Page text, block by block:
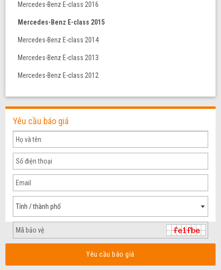
Mercedes-Benz E-class 2016
Mercedes-Benz E-class 2015
Mercedes-Benz E-class 2014
Mercedes-Benz E-class 2013
Mercedes-Benz E-class 2012
Yêu cầu báo giá
Tỉnh / thành phố
Yêu cầu báo giá